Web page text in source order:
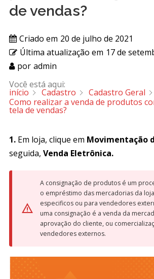
de vendas?
Criado em 20 de julho de 2021
Última atualização em 17 de
por admin
Você está aqui:
início Cadastro Cadastro Geral
Como realizar a venda de produtos
tela de vendas?
1. Em loja, clique em Movimentação
seguida, Venda Eletrônica.
A consignação de produtos é um
o empréstimo das mercadorias da
especificos ou para vendedores
uma consignação é a venda da
aprovação do cliente, ou
vendedores externos.